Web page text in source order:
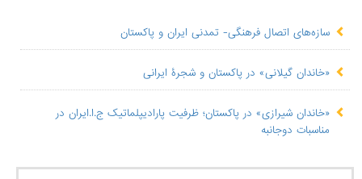
سازه‌های اتصال فرهنگی- تمدنی ایران و پاکستان
«خاندان گیلانی» در پاکستان و شجرۀ ایرانی
«خاندان شیرازی» در پاکستان؛ ظرفیت پارادیپلماتیک ج.ا.ایران در
مناسبات دوجانبه